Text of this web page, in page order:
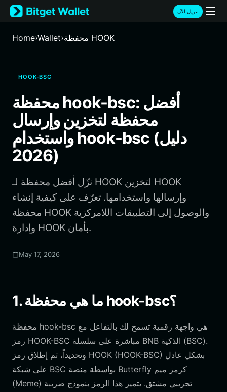
English
日本語
Русский
Italiano
Deutsch
简体中文
繁體中文
Português (Portugal)
Bahasa Indonesia
ภาษาไทย
বাংলা
Español
Português (Brasil)
Español (Argentina)
تنزيل الآن
Home›Wallet› محفظة HOOK
HOOK-BSC
محفظة hook-bsc: أفضل
محفظة لتخزين وإرسال
واستخدام hook-bsc (دليل
2026)
نزّل أفضل محفظة لـ HOOK لتخزين HOOK
وإرسالها واستخدامها. تعرّف على كيفية إنشاء
محفظة HOOK والوصول إلى التطبيقات اللامركزية
وإدارة HOOK بأمان.
May 17, 2026
1. ما هي محفظة hook-bsc؟
محفظة hook-bsc هي واجهة رقمية تسمح لك بالتفاعل مع
رمز HOOK-BSC مباشرة على سلسلة BNB الذكية (BSC).
وتحديداً، تم إطلاق رمز HOOK (HOOK-BSC) بشكل عادل
على شبكة BSC بواسطة منصة Butterfly كرمز ميم
(Meme) تجريبي مشتق. يتميز هذا الرمز بنموذج ضريبة